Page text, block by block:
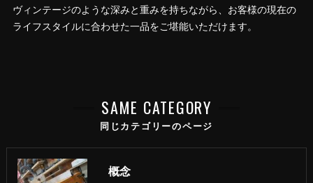
ヴィンテージのような深みと重みを持ちながら、お客様の現在の
ライフスタイルに合わせた一品をご堪能いただけます。
同じカテゴリーのページ
SAME CATEGORY
概念